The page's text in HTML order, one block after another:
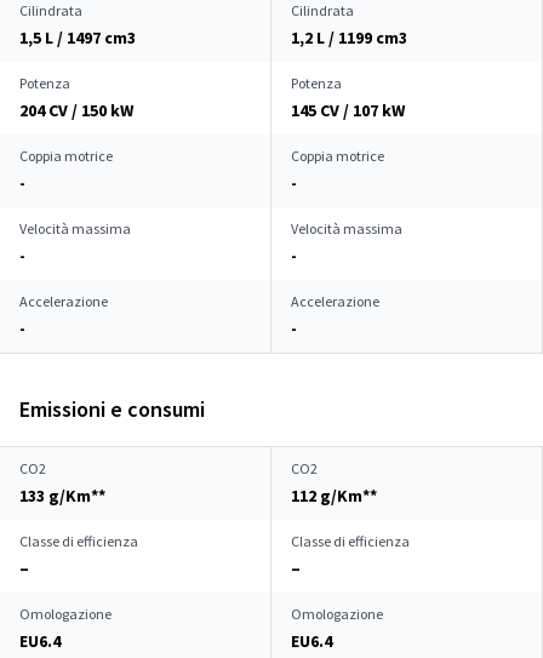
Cilindrata
1,5 L / 1497 cm3
Cilindrata
1,2 L / 1199 cm3
Potenza
204 CV / 150 kW
Potenza
145 CV / 107 kW
Coppia motrice
-
Coppia motrice
-
Velocità massima
-
Velocità massima
-
Accelerazione
-
Accelerazione
-
Emissioni e consumi
CO2
133 g/Km**
CO2
112 g/Km**
Classe di efficienza
–
Classe di efficienza
–
Omologazione
EU6.4
Omologazione
EU6.4